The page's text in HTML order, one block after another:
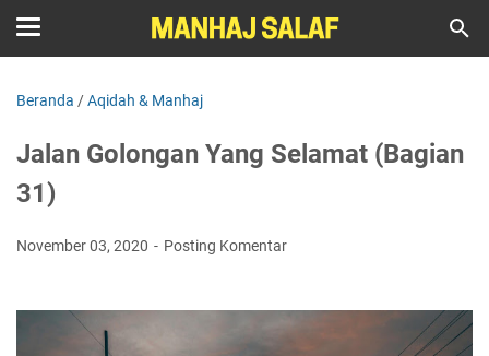
Beranda /Aqidah & Manhaj
Jalan Golongan Yang Selamat (Bagian
31)
November 03, 2020 Posting Komentar